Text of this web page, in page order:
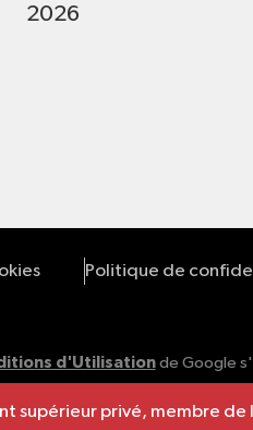
2026
Politique de
d'Utilisationde Google
supérieur privé, membre